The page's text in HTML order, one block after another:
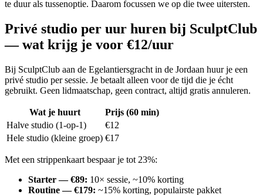
te duur als tussenoptie. Daarom focussen we op die twee uitersten.
Privé studio per uur huren bij SculptClub
— wat krijg je voor €12/uur
Bij SculptClub aan de Egelantiersgracht in de Jordaan huur je een
privé studio per sessie. Je betaalt alleen voor de tijd die je écht
gebruikt. Geen lidmaatschap, geen contract, altijd gratis annuleren.
Wat je huurt
Prijs (60 min)
Halve studio (1-op-1)
€12
Hele studio (kleine groep) €17
Met een strippenkaart bespaar je tot 23%:
Starter — €89: 10× sessie, ~10% korting
Routine — €179: ~15% korting, populairste pakket